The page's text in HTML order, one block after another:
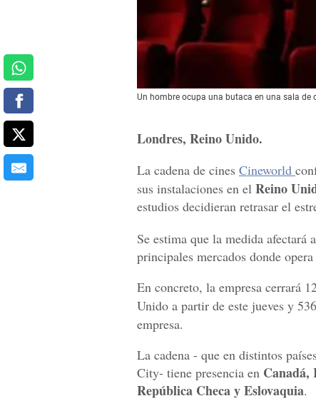
Un hombre ocupa una butaca en una sala de
Londres, Reino Unido.
La cadena de cines Cineworld
sus instalaciones en el Reino
estudios decidieran retrasar el
Se estima que la medida afectará
principales mercados donde
En concreto, la empresa cerrará
Unido a partir de este jueves y
empresa.
La cadena - que en distintos
City- tiene presencia en
República Checa y Eslovaquia.